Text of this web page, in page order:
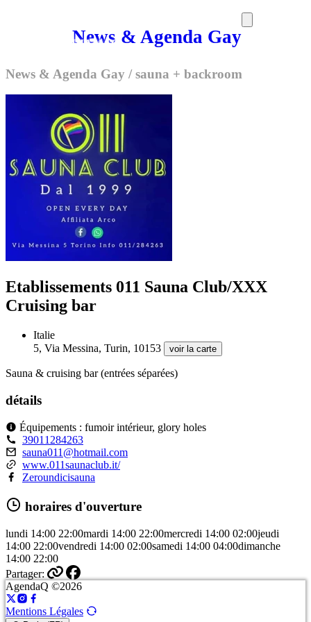
News & Agenda Gay
MEDIAMAG
News & Agenda Gay / sauna + backroom
Etablissements 011 Sauna Club/XXX
Cruising bar
Italie
5, Via Messina, Turin, 10153
voir la carte
Sauna & cruising bar (entrées séparées)
détails
Équipements : fumoir intérieur, glory holes
39011284263
sauna011@hotmail.com
www.011saunaclub.it/
Zeroundicisauna
horaires d'ouverture
lundi 14:00 22:00mardi 14:00 22:00mercredi 14:00 02:00jeudi
14:00 22:00vendredi 14:00 02:00samedi 14:00 04:00dimanche
14:00 22:00
Partager:
AgendaQ ©2026
Mentions Légales